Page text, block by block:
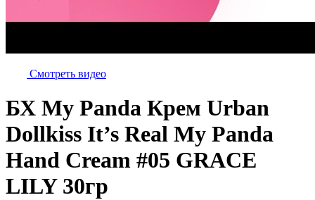
Смотреть видео
БХ My Panda Крем Urban
Dollkiss It’s Real My Panda
Hand Cream #05 GRACE
LILY 30гр